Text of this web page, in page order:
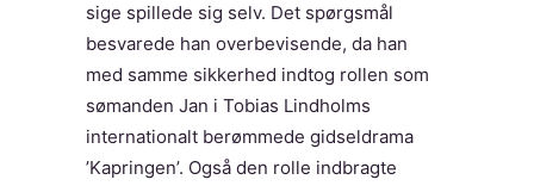
sige spillede sig selv. Det spørgsmål
besvarede han overbevisende, da han
med samme sikkerhed indtog rollen som
sømanden Jan i Tobias Lindholms
internationalt berømmede gidseldrama
’Kapringen’. Også den rolle indbragte